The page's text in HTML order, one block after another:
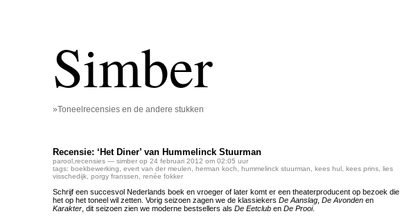
Simber
»Toneelrecensies en de andere stukken
Recensie: ‘Het Diner’ van Hummelinck Stuurman
parool recensies — simber op 24 februari 2012 om 02:05 uur
tags: boekbewerking evert van der meulen herman koch hummelinck stuurman kees hul kees prins lies
visschedijk porgy franssen renée fokker
Schrijf een succesvol Nederlands boek en vroeger of later komt er een theaterproducent op bezoek die
het op het toneel wil zetten. Vorig seizoen zagen we de klassiekers De Aanslag De Avonden en
Karakter , dit seizoen zien we moderne bestsellers als De Eetclub en De Prooi.